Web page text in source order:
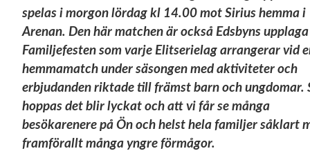
spelas i morgon lördag kl 14.00 mot Sirius hemma i
Arenan. Den här matchen är också Edsbyns
Familjefesten som varje Elitserielag arrangerar vid
hemmamatch under säsongen med aktiviteter och
erbjudanden riktade till främst barn och ungdomar.
hoppas det blir lyckat och att vi får se många
besökarenere på Ön och helst hela familjer såklart
framförallt många yngre förmågor.